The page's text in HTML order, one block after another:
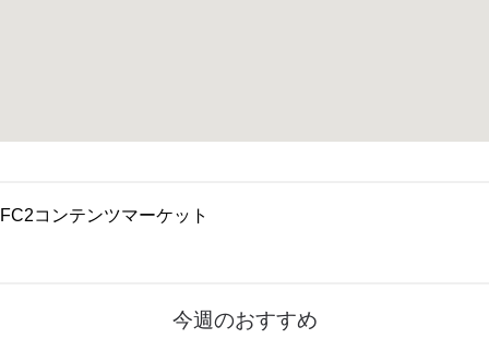
FC2コンテンツマーケット
今週のおすすめ